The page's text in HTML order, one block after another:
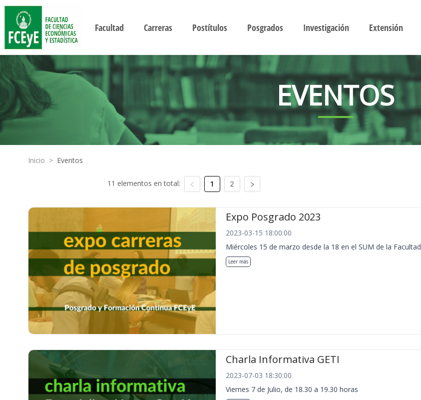
Facultad Carreras Postítulos Posgrados Investigación Extensión
EVENTOS
Inicio > Eventos
11 elementos en total: 1 2
Expo Posgrado 2023
2023-03-15 18:00:00
Miércoles 15 de marzo desde la 18 en el SUM de la Facultad
Leer más
Charla Informativa GETI
2023-07-03 18:30:00
Viernes 7 de Julio, de 18.30 a 19.30 horas